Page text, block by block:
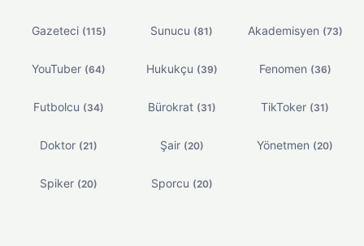
Gazeteci (115) Sunucu (81) Akademisyen (73)
YouTuber (64) Hukukçu (39) Fenomen (36)
Futbolcu (34) Bürokrat (31) TikToker (31)
Doktor (21) Şair (20) Yönetmen (20)
Spiker (20) Sporcu (20)